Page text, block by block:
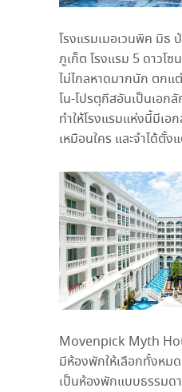
โรงแรมเมอเวนพิค มิธ
ภูเก็ต โรงแรม 5 ดาวโ
ไม่ไกลหาดมากนัก ตก
โน-โปรตุกีสอันเป็นเอก
ทำให้โรงแรมแห่งนี้มีเ
เหมือนใคร และจำได้ตั้ง
Movenpick Myth
มีห้องพักให้เลือกทั้งห
เป็นห้องพักแบบธรรมด